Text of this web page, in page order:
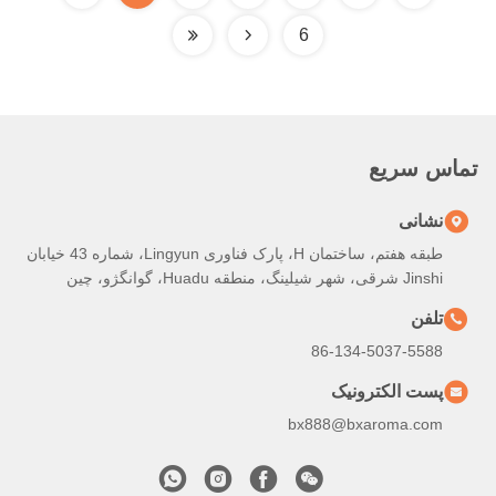
6
تماس سریع
نشانی
طبقه هفتم، ساختمان H، پارک فناوری Lingyun، شماره 43 خیابان
Jinshi شرقی، شهر شیلینگ، منطقه Huadu، گوانگژو، چین
تلفن
86-134-5037-5588
پست الکترونیک
bx888@bxaroma.com